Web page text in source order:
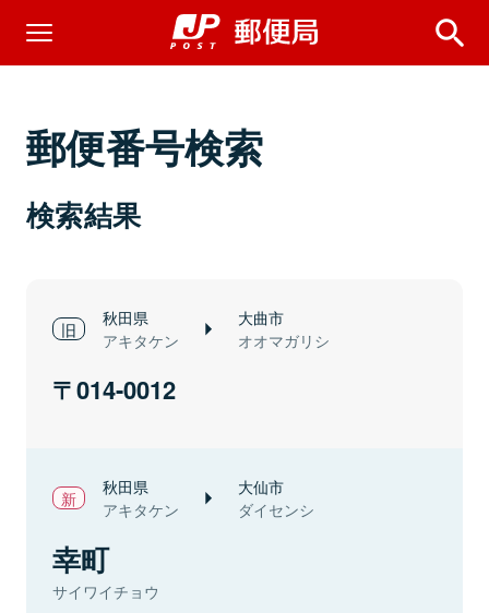
郵便番号検索
検索結果
秋田県
アキタケン
大曲市
オオマガリシ
014-0012
秋田県
アキタケン
大仙市
ダイセンシ
幸町
サイワイチョウ